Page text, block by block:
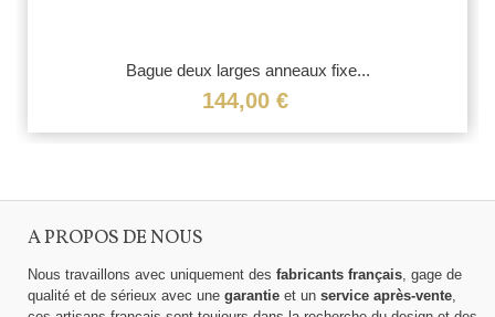
Bague deux larges anneaux fixe...
144,00 €
A PROPOS DE NOUS
Nous travaillons avec uniquement des fabricants français , gage de
qualité et de sérieux avec une garantie et un service après-vente